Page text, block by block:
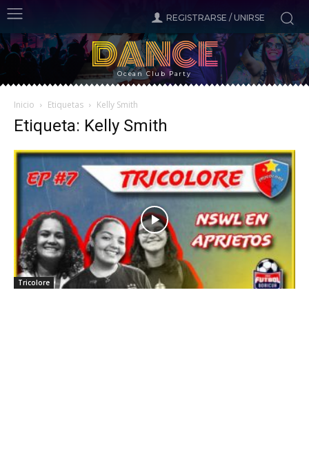
REGISTRARSE / UNIRSE
DANCE
Ocean Club Party
Inicio Etiquetas Kelly Smith
Etiqueta: Kelly Smith
Tricolore